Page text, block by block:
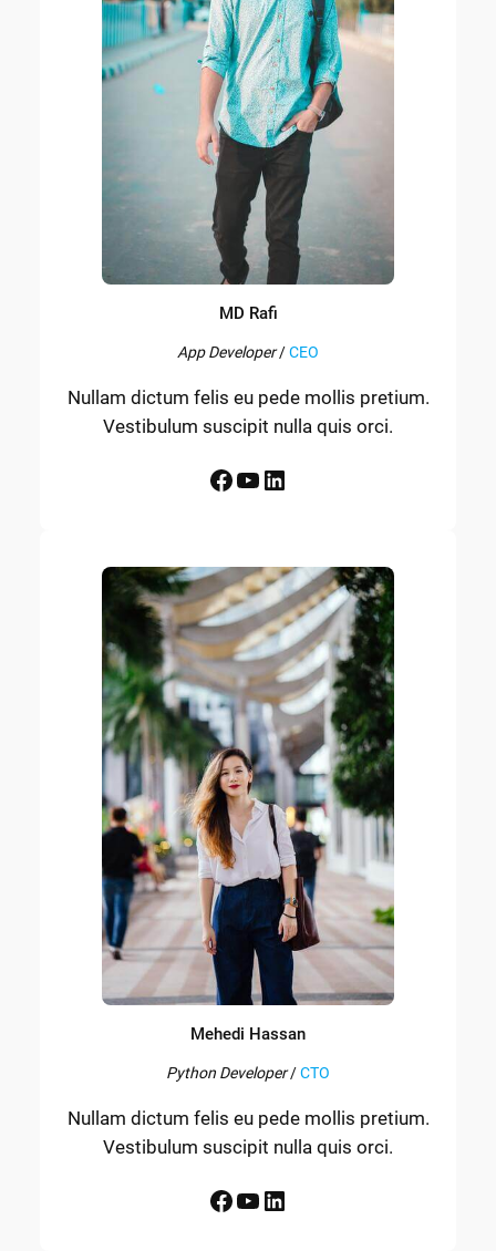
MD Rafi
App Developer/CEO
Nullam dictum felis eu pede mollis pretium.
Vestibulum suscipit nulla quis orci.
Facebook YouTube LinkedIn
Mehedi Hassan
Python Developer/CTO
Nullam dictum felis eu pede mollis pretium.
Vestibulum suscipit nulla quis orci.
Facebook YouTube LinkedIn